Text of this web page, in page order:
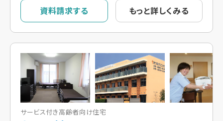
資料請求する もっと詳しくみる
サービス付き高齢者向け住宅